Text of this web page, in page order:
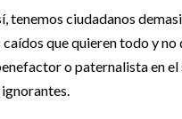
tenemos ciudadanos
que quieren todo y no
o paternalista en el